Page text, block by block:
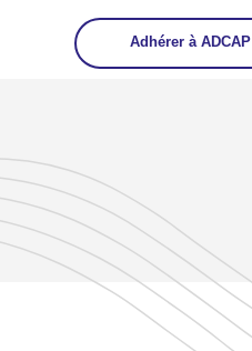
Adhérer à ADCAP